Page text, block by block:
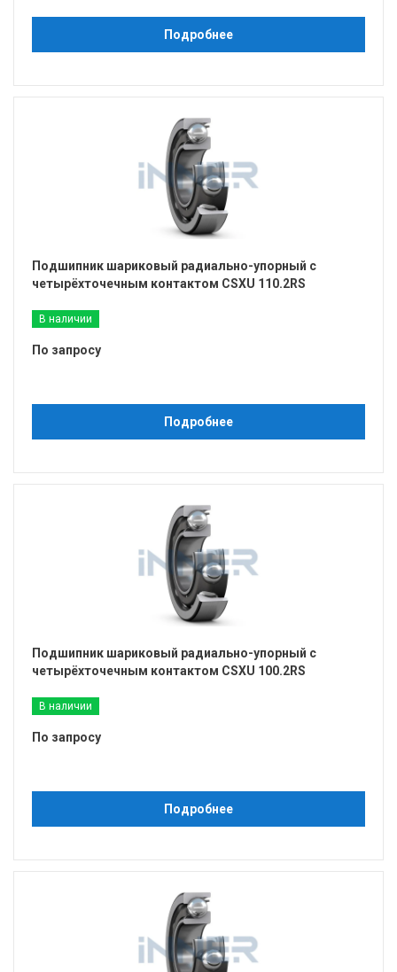
Подробнее
Подшипник шариковый радиально-упорный с
четырёхточечным контактом CSXU 110.2RS
В наличии
По запросу
Подробнее
Подшипник шариковый радиально-упорный с
четырёхточечным контактом CSXU 100.2RS
В наличии
По запросу
Подробнее